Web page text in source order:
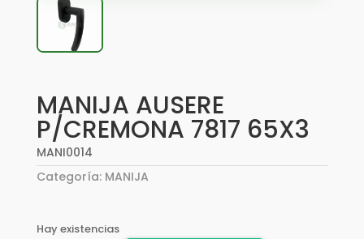
MANIJA AUSERE
P/CREMONA 7817 65X3
MANI0014
Categoría: MANIJA
Hay existencias